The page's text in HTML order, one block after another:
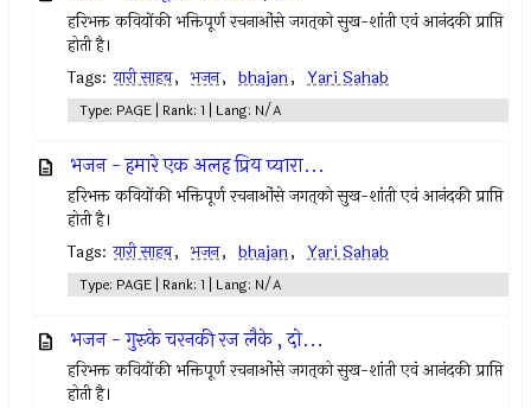
हरिभक्त कवियोंकी भक्तिपूर्ण रचनाओंसे जगत्‌को सुख-शांती एवं आनंदकी प्राप्ति
होती है।
Tags: यारी साहब, भजन, bhajan, Yari Sahab
Type: PAGE | Rank: 1 | Lang: N/A
भजन - हमारे एक अलह प्रिय प्यारा...
हरिभक्त कवियोंकी भक्तिपूर्ण रचनाओंसे जगत्‌को सुख-शांती एवं आनंदकी प्राप्ति
होती है।
Tags: यारी साहब, भजन, bhajan, Yari Sahab
Type: PAGE | Rank: 1 | Lang: N/A
भजन - गुरुके चरनकी रज लैके , दो...
हरिभक्त कवियोंकी भक्तिपूर्ण रचनाओंसे जगत्‌को सुख-शांती एवं आनंदकी प्राप्ति
होती है।